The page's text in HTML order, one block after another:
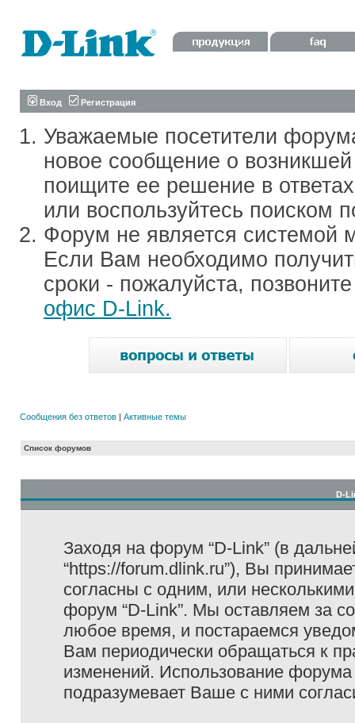
Вход Регистрация
Уважаемые посетители
новое сообщение о
поищите ее решение в
или воспользуйтесь поиском
Форум не является системой
Если Вам необходимо
сроки - пожалуйста,
офис D-Link.
Сообщения без ответов | Активные темы
Список форумов
D-
Заходя на форум “D-Link” (в
“https://forum.dlink.ru”), Вы
согласны с одним, или
форум “D-Link”. Мы оставляем за
любое время, и постараемся
Вам периодически обращаться к
изменений. Использование
подразумевает Ваше с ними